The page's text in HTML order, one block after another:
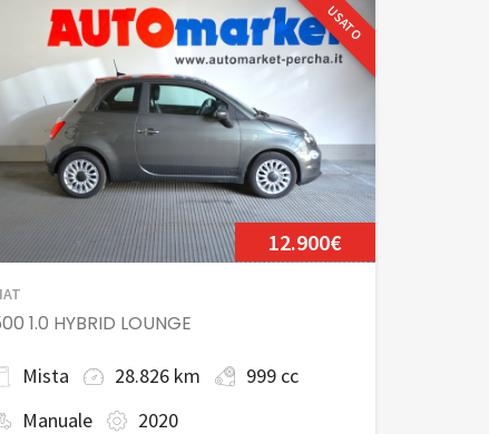
USATO
12.900€
1.0 HYBRID LOUNGE
Mista 28.826 km
999 cc
Manuale
2020